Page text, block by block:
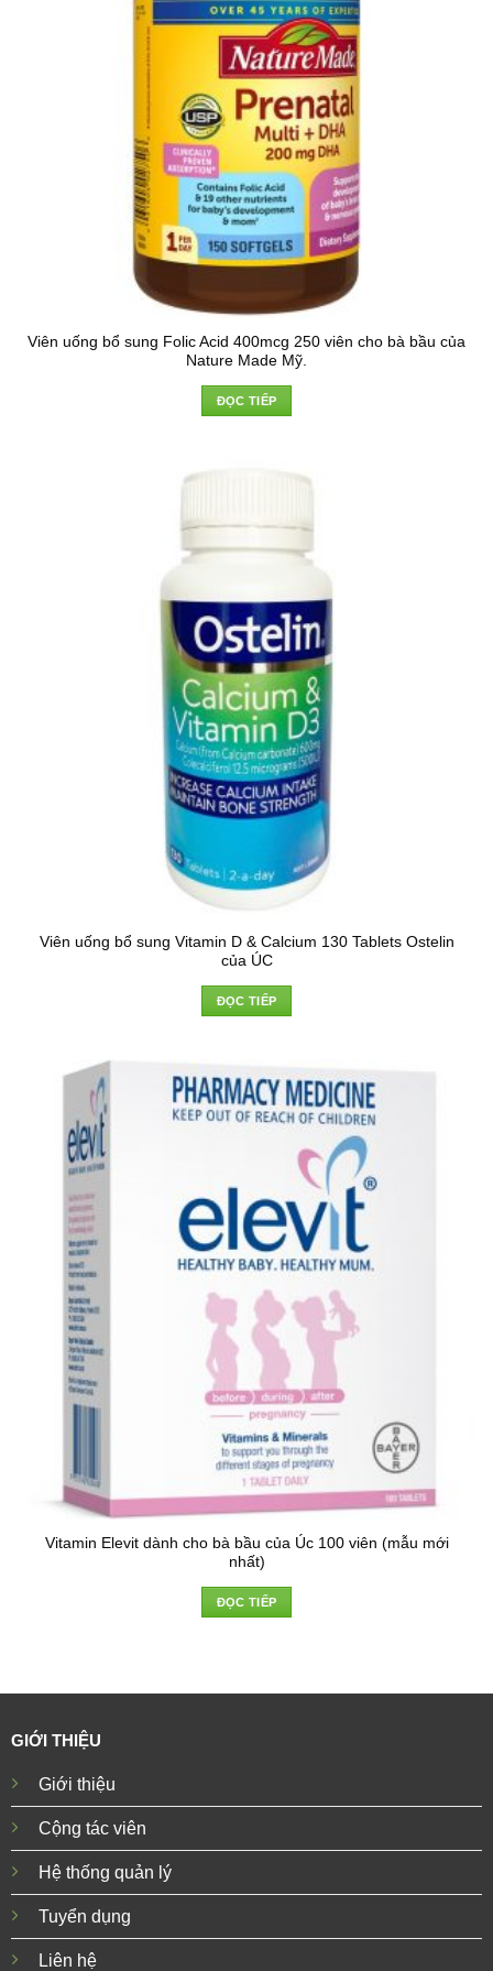
Viên uống bổ sung Folic Acid 400mcg 250 viên cho bà bầu của
Nature Made Mỹ.
ĐỌC TIẾP
Viên uống bổ sung Vitamin D & Calcium 130 Tablets Ostelin
của ÚC
ĐỌC TIẾP
Vitamin Elevit dành cho bà bầu của Úc 100 viên (mẫu mới
nhất)
ĐỌC TIẾP
GIỚI THIỆU
Giới thiệu
Cộng tác viên
Hệ thống quản lý
Tuyển dụng
Liên hệ